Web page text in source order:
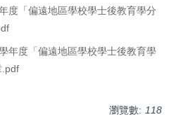
度「偏遠地區學校學士後教育學分
年度「偏遠地區學校學士後教育學
.pdf
瀏覽數: 118